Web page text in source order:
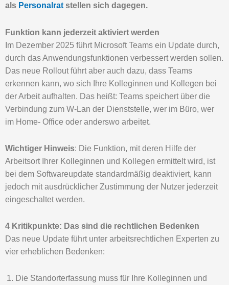
als Personalratstellen sich dagegen.
Funktion kann jederzeit aktiviert werden
Im Dezember 2025 führt Microsoft Teams ein Update durch,
durch das Anwendungsfunktionen verbessert werden sollen.
Das neue Rollout führt aber auch dazu, dass Teams
erkennen kann, wo sich Ihre Kolleginnen und Kollegen bei
der Arbeit aufhalten. Das heißt: Teams speichert über die
Verbindung zum W-Lan der Dienststelle, wer im Büro, wer
im Home- Office oder anderswo arbeitet.
Wichtiger Hinweis: Die Funktion, mit deren Hilfe der
Arbeitsort Ihrer Kolleginnen und Kollegen ermittelt wird, ist
bei dem Softwareupdate standardmäßig deaktiviert, kann
jedoch mit ausdrücklicher Zustimmung der Nutzer jederzeit
eingeschaltet werden.
4 Kritikpunkte: Das sind die rechtlichen Bedenken
Das neue Update führt unter arbeitsrechtlichen Experten zu
vier erheblichen Bedenken:
Die Standorterfassung muss für Ihre Kolleginnen und